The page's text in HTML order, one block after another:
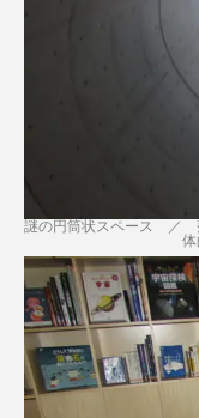
謎の円筒状スペース ／